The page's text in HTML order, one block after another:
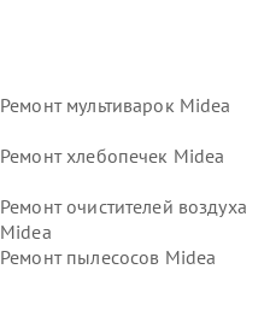
Ремонт мультиварок Midea
Ремонт хлебопечек Midea
Ремонт очистителей воздуха
Midea
Ремонт пылесосов Midea